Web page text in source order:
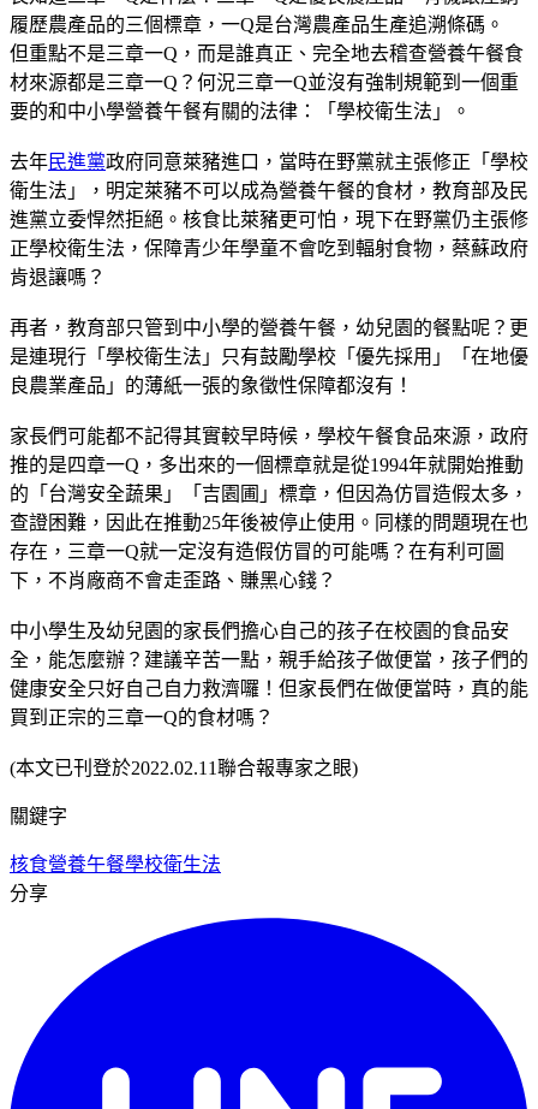
履歷農產品的三個標章，一Q是台灣農產品生產追溯條碼。
但重點不是三章一Q，而是誰真正、完全地去稽查營養午餐食
材來源都是三章一Q？何況三章一Q並沒有強制規範到一個重
要的和中小學營養午餐有關的法律：「學校衛生法」。
去年民進黨政府同意萊豬進口，當時在野黨就主張修正「學校
衛生法」，明定萊豬不可以成為營養午餐的食材，教育部及民
進黨立委悍然拒絕。核食比萊豬更可怕，現下在野黨仍主張修
正學校衛生法，保障青少年學童不會吃到輻射食物，蔡蘇政府
肯退讓嗎？
再者，教育部只管到中小學的營養午餐，幼兒園的餐點呢？更
是連現行「學校衛生法」只有鼓勵學校「優先採用」「在地優
良農業產品」的薄紙一張的象徵性保障都沒有！
家長們可能都不記得其實較早時候，學校午餐食品來源，政府
推的是四章一Q，多出來的一個標章就是從1994年就開始推動
的「台灣安全蔬果」「吉園圃」標章，但因為仿冒造假太多，
查證困難，因此在推動25年後被停止使用。同樣的問題現在也
存在，三章一Q就一定沒有造假仿冒的可能嗎？在有利可圖
下，不肖廠商不會走歪路、賺黑心錢？
中小學生及幼兒園的家長們擔心自己的孩子在校園的食品安
全，能怎麼辦？建議辛苦一點，親手給孩子做便當，孩子們的
健康安全只好自己自力救濟囉！但家長們在做便當時，真的能
買到正宗的三章一Q的食材嗎？
(本文已刊登於2022.02.11聯合報專家之眼)
關鍵字
核食營養午餐學校衛生法
分享